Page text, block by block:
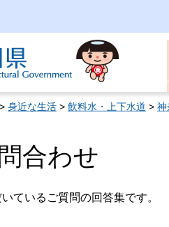
> 身近な生活 > 飲料水・上下水道 > 神
合わせ
ているご質問の回答集です。